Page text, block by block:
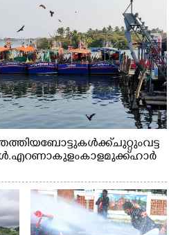
ബോട്ടുകൾക്ക് ചുറ്റും വട്ട
എറണാകുളം കാളമുക്ക് ഹാർ